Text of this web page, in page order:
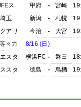
ス
埼玉
アリ
々力
スタ
スタ
甲府
- 宮崎
新潟
- 札幌
今治
- 大宮
8/16 (日)
横浜FC - 磐田
徳島
- 鳥栖